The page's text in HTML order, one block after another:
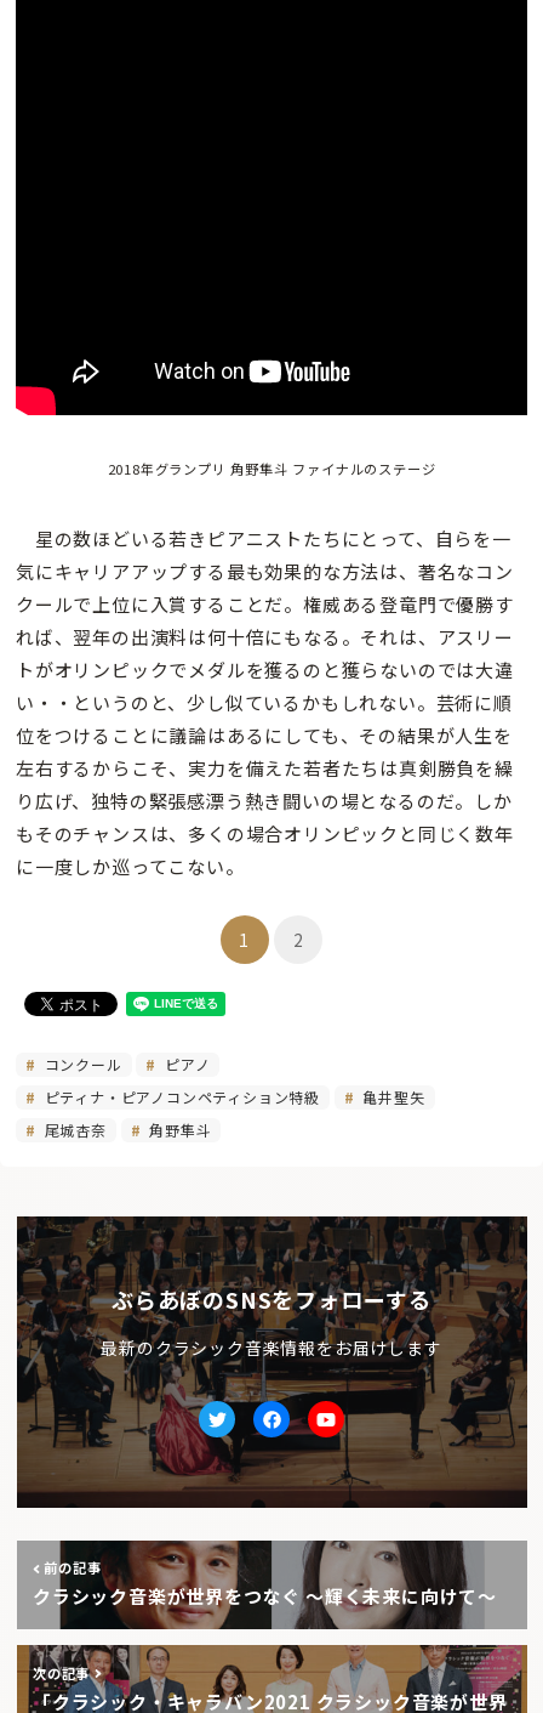
2018年グランプリ 角野隼斗 ファイナルのステージ
星の数ほどいる若きピアニストたちにとって、自らを一
気にキャリアアップする最も効果的な方法は、著名なコン
クールで上位に入賞することだ。権威ある登竜門で優勝す
れば、翌年の出演料は何十倍にもなる。それは、アスリー
トがオリンピックでメダルを獲るのと獲らないのでは大違
い・・というのと、少し似ているかもしれない。芸術に順
位をつけることに議論はあるにしても、その結果が人生を
左右するからこそ、実力を備えた若者たちは真剣勝負を繰
り広げ、独特の緊張感漂う熱き闘いの場となるのだ。しか
もそのチャンスは、多くの場合オリンピックと同じく数年
に一度しか巡ってこない。
1 2
コンクール
ピアノ
ピティナ・ピアノコンペティション特級
亀井聖矢
尾城杏奈
角野隼斗
ぶらあぼのSNSをフォローする
最新のクラシック音楽情報をお届けします
TwitterfacebookYoutube
前の記事
クラシック音楽が世界をつなぐ 〜輝く未来に向けて〜
次の記事
「クラシック・キャラバン2021 クラシック音楽が世界